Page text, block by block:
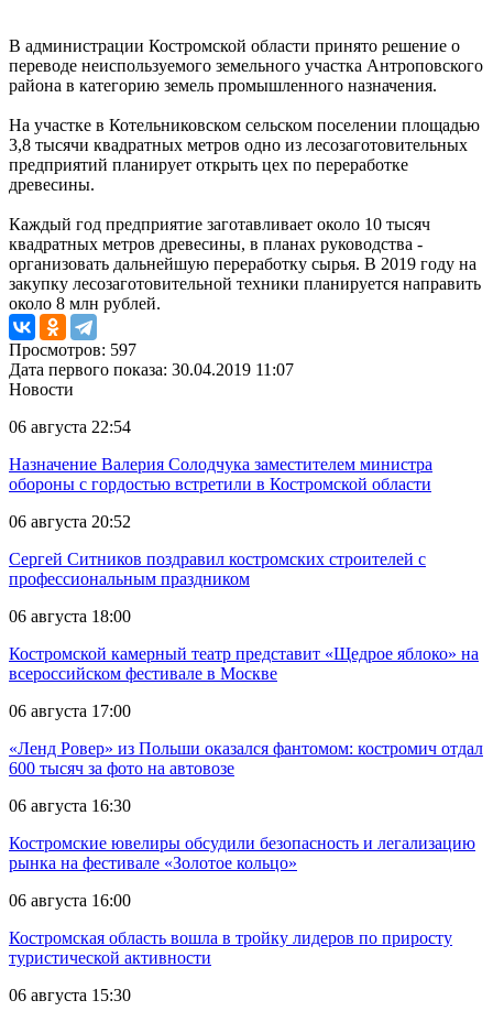
В администрации Костромской области принято решение о
переводе неиспользуемого земельного участка Антроповского
района в категорию земель промышленного назначения.
На участке в Котельниковском сельском поселении площадью
3,8 тысячи квадратных метров одно из лесозаготовительных
предприятий планирует открыть цех по переработке
древесины.
Каждый год предприятие заготавливает около 10 тысяч
квадратных метров древесины, в планах руководства -
организовать дальнейшую переработку сырья. В 2019 году на
закупку лесозаготовительной техники планируется направить
около 8 млн рублей.
Просмотров: 597
Дата первого показа: 30.04.2019 11:07
Новости
06 августа 22:54
Назначение Валерия Солодчука заместителем министра
обороны с гордостью встретили в Костромской области
06 августа 20:52
Сергей Ситников поздравил костромских строителей с
профессиональным праздником
06 августа 18:00
Костромской камерный театр представит «Щедрое яблоко» на
всероссийском фестивале в Москве
06 августа 17:00
«Ленд Ровер» из Польши оказался фантомом: костромич отдал
600 тысяч за фото на автовозе
06 августа 16:30
Костромские ювелиры обсудили безопасность и легализацию
рынка на фестивале «Золотое кольцо»
06 августа 16:00
Костромская область вошла в тройку лидеров по приросту
туристической активности
06 августа 15:30